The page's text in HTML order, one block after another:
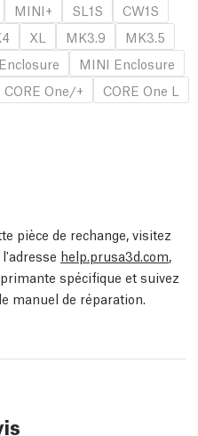
MINI+ SL1S
CW1S
XL MK3.9
MK3.5
MINI Enclosure
CORE One/+
CORE One L
pièce de rechange, visitez
help.prusa3d.com,
spécifique et suivez
manuel de réparation.